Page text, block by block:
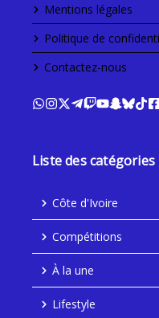
Mentions légales
Politique de
Contactez-nous
Liste des catégories
Côte d'Ivoire
Compétitions
À la une
Lifestyle